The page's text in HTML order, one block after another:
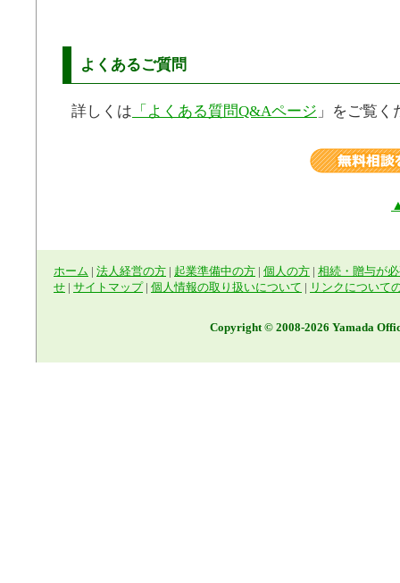
よくあるご質問
詳しくは 「よくある質問Q&Aページ 」をご覧く
ホーム | 法人経営の方 | 起業準備中の方 | 個人の方 | 相続・贈与が
せ | サイトマップ| 個人情報の取り扱いについて | リンクについて
Copyright © 2008-2026 Yamada